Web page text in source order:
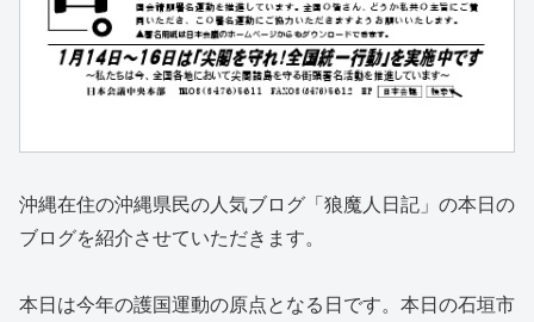
沖縄在住の沖縄県民の人気ブログ「狼魔人日記」の本日の
ブログを紹介させていただきます。
本日は今年の護国運動の原点となる日です。本日の石垣市